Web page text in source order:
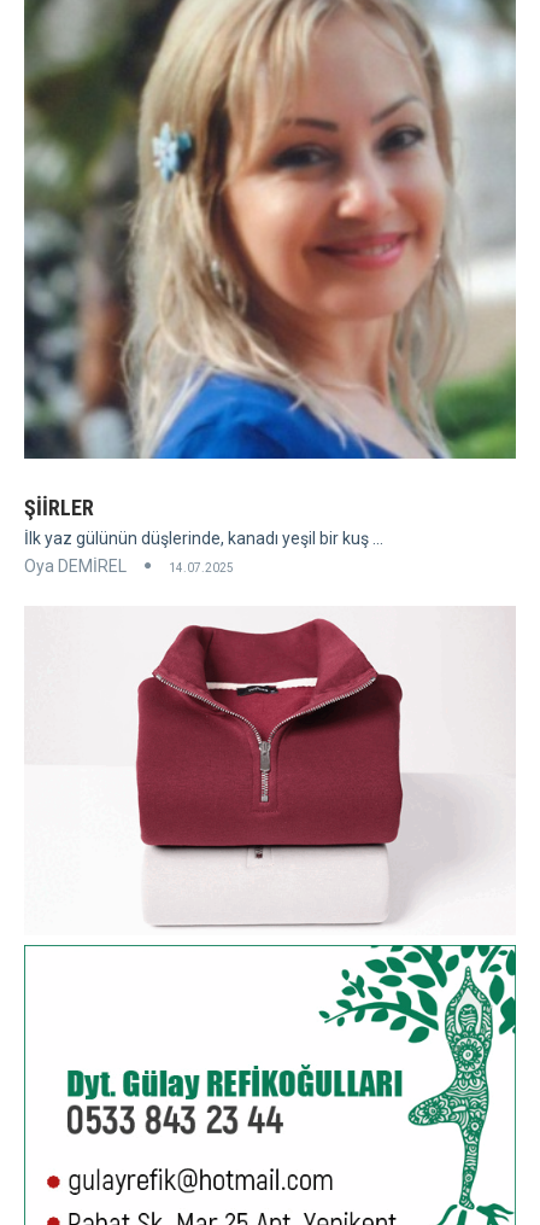
ŞİİRLER
İlk yaz gülünün düşlerinde, kanadı yeşil bir kuş ...
Oya DEMİREL
14.07.2025